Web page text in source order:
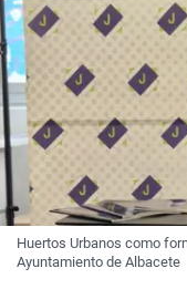
Huertos Urbanos como
Ayuntamiento de Albacete